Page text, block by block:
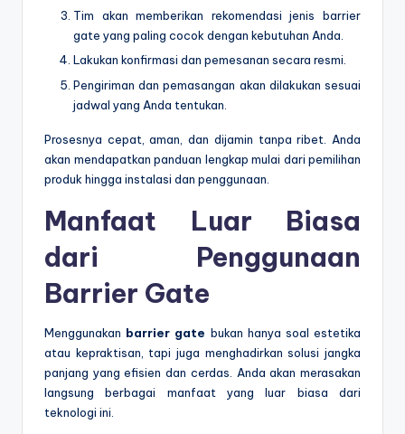
Tim akan memberikan rekomendasi jenis barrier
gate yang paling cocok dengan kebutuhan Anda.
Lakukan konfirmasi dan pemesanan secara resmi.
Pengiriman dan pemasangan akan dilakukan sesuai
jadwal yang Anda tentukan.
Prosesnya cepat, aman, dan dijamin tanpa ribet. Anda
akan mendapatkan panduan lengkap mulai dari pemilihan
produk hingga instalasi dan penggunaan.
Manfaat Luar Biasa
dari Penggunaan
Barrier Gate
Menggunakan barrier gate bukan hanya soal estetika
atau kepraktisan, tapi juga menghadirkan solusi jangka
panjang yang efisien dan cerdas. Anda akan merasakan
langsung berbagai manfaat yang luar biasa dari
teknologi ini.